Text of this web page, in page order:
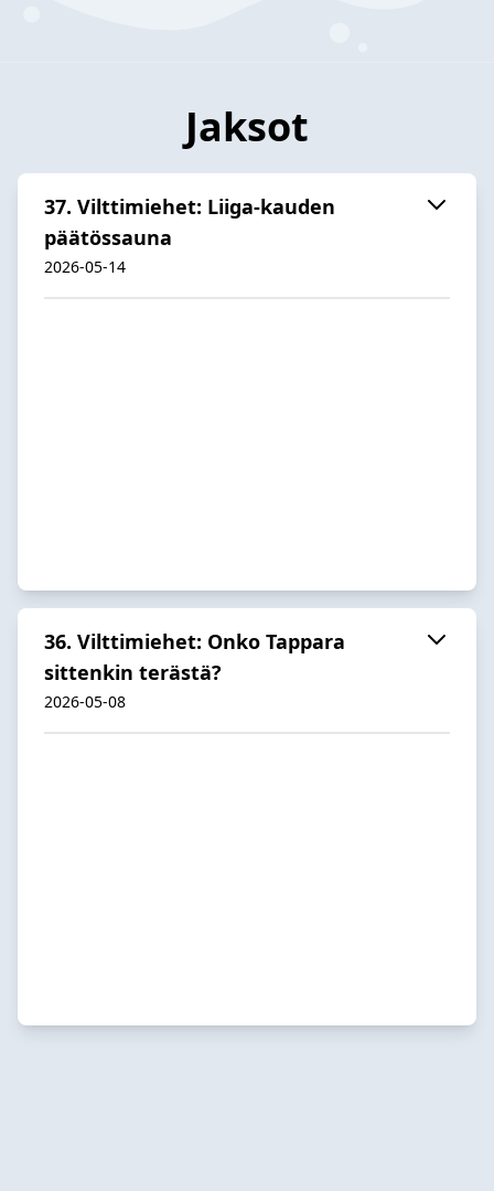
Jaksot
37. Vilttimiehet: Liiga-kauden
päätössauna
2026-05-14
36. Vilttimiehet: Onko Tappara
sittenkin terästä?
2026-05-08